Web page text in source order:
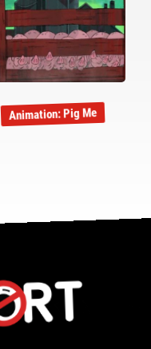
Animation: Pig Me